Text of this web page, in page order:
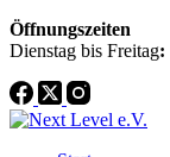
Öffnungszeiten
Dienstag bis Freitag: